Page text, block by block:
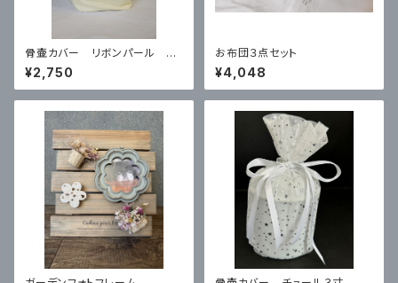
骨壷カバー リボンパール ３
寸
¥2,750
お布団３点セット
¥4,048